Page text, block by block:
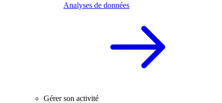
Analyses de données
Gérer son activité